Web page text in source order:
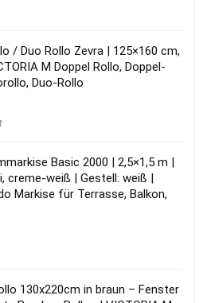
/ Duo Rollo Zevra | 125×160 cm,
M Doppel Rollo, Doppel-
Duo-Rollo
Basic 2000 | 2,5×1,5 m |
creme-weiß | Gestell: weiß |
Markise für Terrasse, Balkon,
130x220cm in braun – Fenster